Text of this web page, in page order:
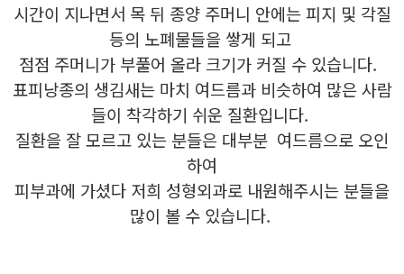
시간이 지나면서 목 뒤 종양 주머니 안에는 피지 및 각질
등의 노폐물들을 쌓게 되고
점점 주머니가 부풀어 올라 크기가 커질 수 있습니다.
표피낭종의 생김새는 마치 여드름과 비슷하여 많은 사람
들이 착각하기 쉬운 질환입니다.
질환을 잘 모르고 있는 분들은 대부분 여드름으로 오인
하여
피부과에 가셨다 저희 성형외과로 내원해주시는 분들을
많이 볼 수 있습니다.